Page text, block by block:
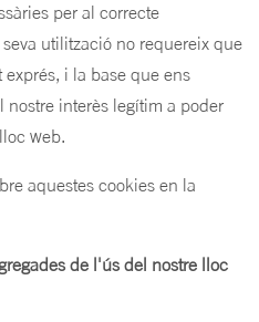
per al correcte
utilització no requereix que
i la base que ens
nostre interès legítim a poder
web.
aquestes cookies en la
de l'ús del nostre lloc